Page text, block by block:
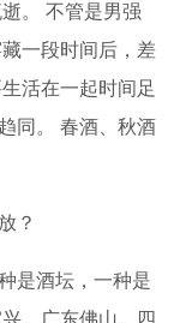
。 不管是男强
一段时间后，差
活在一起时间足
同。 春酒、秋酒
？
是酒坛，一种是
、广东佛山、四